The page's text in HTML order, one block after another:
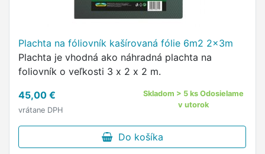
Plachta na fóliovník kašírovaná fólie 6m2 2x3m
Plachta je vhodná ako náhradná plachta na
foliovník o veľkosti 3 x 2 x 2 m.
45,00 €
vrátane DPH
Skladom > 5 ks Odosielame
v utorok
Do košíka